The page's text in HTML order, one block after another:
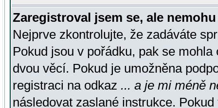
Zaregistroval jsem se, ale
Nejprve zkontrolujte, že zadáváte
Pokud jsou v pořádku, pak se
dvou věcí. Pokud je umožněna
registraci na odkaz ... a je mi méně
následovat zaslané instrukce.